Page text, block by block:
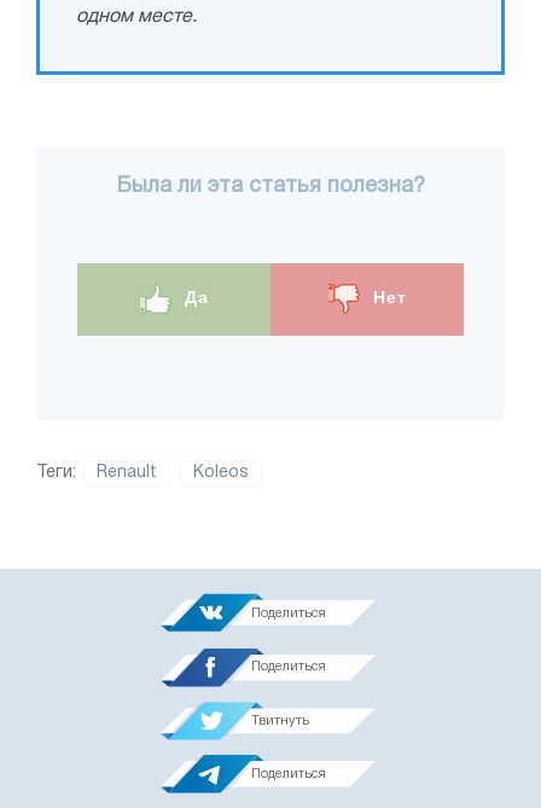
одном месте.
Была ли эта статья полезна?
Да Нет
Теги: Renault Koleos
Поделиться
Поделиться
Твитнуть
Поделиться